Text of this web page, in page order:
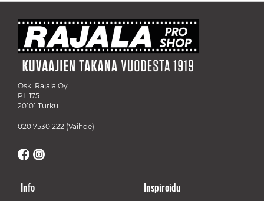
Osk. Rajala Oy
PL 175
20101 Turku
020 7530 222 (Vaihde)
Info Inspiroidu